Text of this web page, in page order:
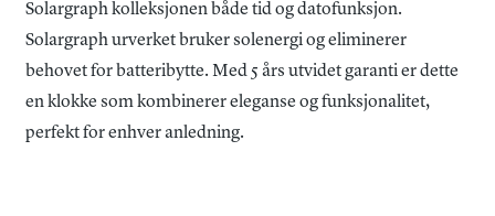
Solargraph kolleksjonen både tid og datofunksjon.
Solargraph urverket bruker solenergi og eliminerer
behovet for batteribytte. Med 5 års utvidet garanti er dette
en klokke som kombinerer eleganse og funksjonalitet,
perfekt for enhver anledning.